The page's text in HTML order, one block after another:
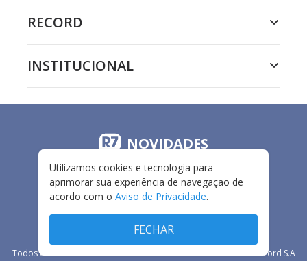
RECORD
INSTITUCIONAL
NOVIDADES
Todos os direitos reservados - 2009-2026- Rádio e Televisão Record S.A
Utilizamos cookies e tecnologia para
aprimorar sua experiência de navegação de
acordo com o Aviso de Privacidade.
FECHAR